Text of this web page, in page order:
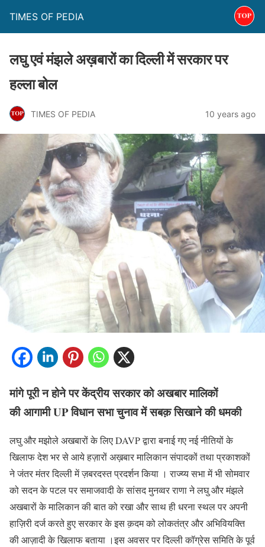
TIMES OF PEDIA
लघु एवं मंझले अख़बारों का दिल्ली में सरकार पर
हल्ला बोल
TIMES OF PEDIA 10 years ago
मांगे पूरी न होने पर केंद्रीय सरकार को अखबार मालिकों
की आगामी UP विधान सभा चुनाव में सबक़ सिखाने की धमकी
लघु और मझोले अखबारों के लिए DAVP द्वारा बनाई गए नई नीतियों के
खिलाफ देश भर से आये हज़ारों अख़बार मालिकान संपादकों तथा प्रकाशकों
ने जंतर मंतर दिल्ली में ज़बरदस्त प्रदर्शन किया । राज्य्य सभा में भी सोमवार
को सदन के पटल पर समाजवादी के सांसद मुनव्वर राणा ने लघु और मंझले
अखबारों के मालिकान की बात को रखा और साथ ही धरना स्थल पर अपनी
हाज़िरी दर्ज करते हुए सरकार के इस क़दम को लोकतंत्र और अभिवियक्ति
की आज़ादी के खिलाफ बताया ।इस अवसर पर दिल्ली कॉग्रेस समिति के पूर्व